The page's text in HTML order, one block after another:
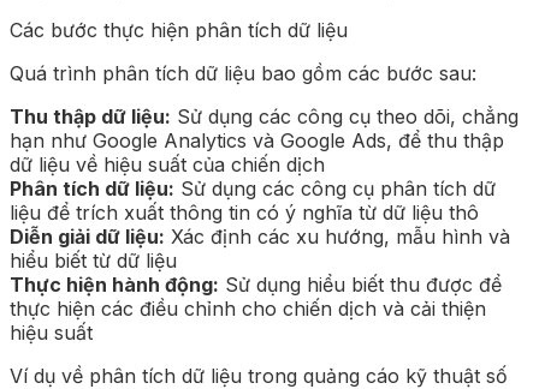
Các bước thực hiện phân tích dữ liệu
Quá trình phân tích dữ liệu bao gồm các bước sau:
Thu thập dữ liệu: Sử dụng các công cụ theo dõi, chẳng
hạn như Google Analytics và Google Ads, để thu thập
dữ liệu về hiệu suất của chiến dịch
Phân tích dữ liệu: Sử dụng các công cụ phân tích dữ
liệu để trích xuất thông tin có ý nghĩa từ dữ liệu thô
Diễn giải dữ liệu: Xác định các xu hướng, mẫu hình và
hiểu biết từ dữ liệu
Thực hiện hành động: Sử dụng hiểu biết thu được để
thực hiện các điều chỉnh cho chiến dịch và cải thiện
hiệu suất
Ví dụ về phân tích dữ liệu trong quảng cáo kỹ thuật số